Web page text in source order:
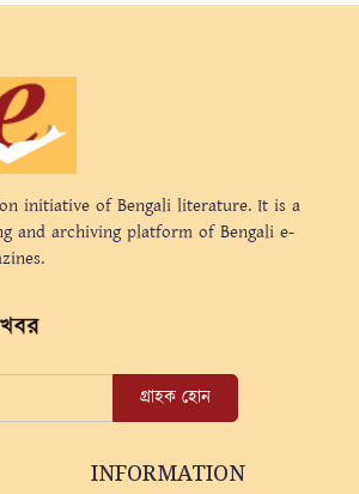
initiative of Bengali literature. It is a
and archiving platform of Bengali e-
গ্রাহক হোন
INFORMATION